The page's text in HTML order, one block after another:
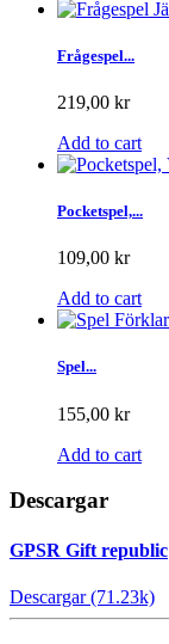
Frågespel...
219,00 kr
Add to cart
Pocketspel,...
109,00 kr
Add to cart
Spel...
155,00 kr
Add to cart
Descargar
GPSR Gift republic
Descargar (71.23k)